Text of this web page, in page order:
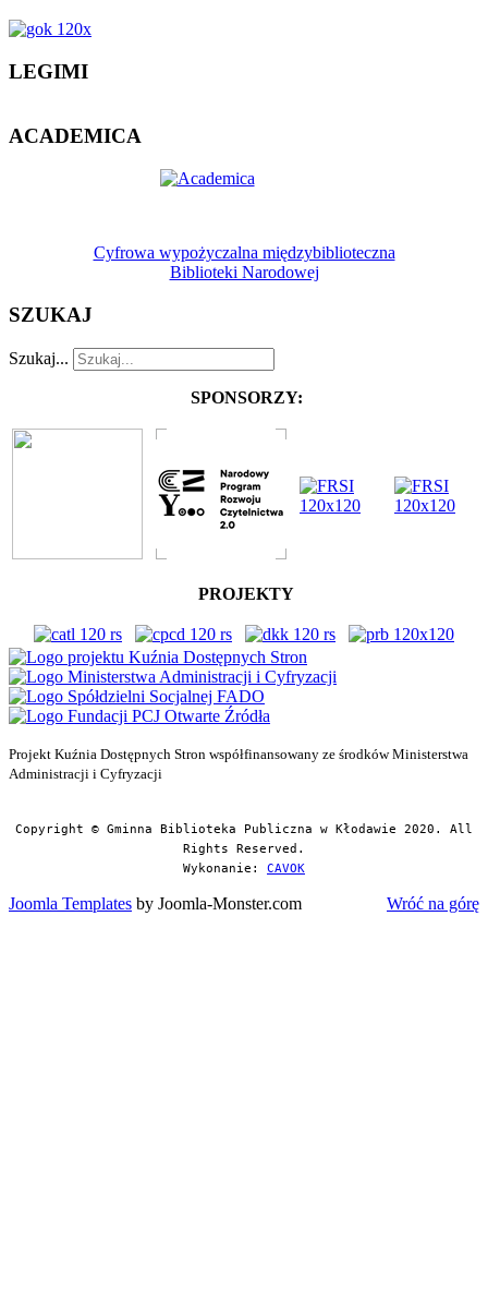
LEGIMI
ACADEMICA
Cyfrowa wypożyczalna międzybiblioteczna
Biblioteki Narodowej
SZUKAJ
Szukaj...
SPONSORZY:
PROJEKTY
Projekt Kuźnia Dostępnych Stron współfinansowany ze środków Ministerstwa
Administracji i Cyfryzacji
Copyright © Gminna Biblioteka Publiczna w Kłodawie 2020. All
Rights Reserved.
Wykonanie: CAVOK
Joomla Templates by Joomla-Monster.com Wróć na górę